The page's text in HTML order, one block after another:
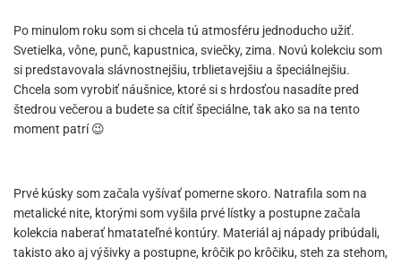
Po minulom roku som si chcela tú atmosféru jednoducho užiť.
Svetielka, vône, punč, kapustnica, sviečky, zima. Novú kolekciu som
si predstavovala slávnostnejšiu, trblietavejšiu a špeciálnejšiu.
Chcela som vyrobiť náušnice, ktoré si s hrdosťou nasadíte pred
štedrou večerou a budete sa cítiť špeciálne, tak ako sa na tento
moment patrí 😉
Prvé kúsky som začala vyšívať pomerne skoro. Natrafila som na
metalické nite, ktorými som vyšila prvé lístky a postupne začala
kolekcia naberať hmatateľné kontúry. Materiál aj nápady pribúdali,
takisto ako aj výšivky a postupne, krôčik po krôčiku, steh za stehom,